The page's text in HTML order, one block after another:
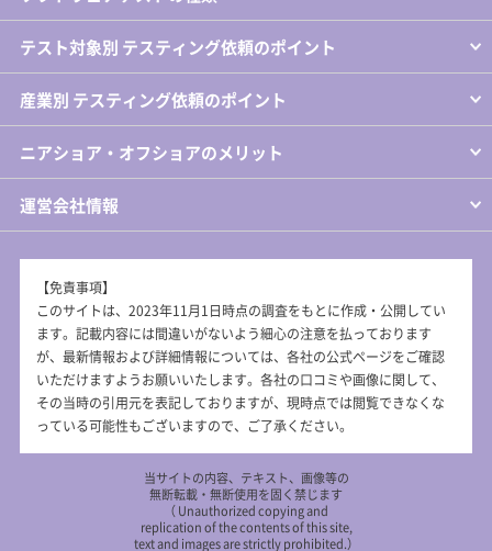
テスト対象別 テスティング依頼のポイント
産業別 テスティング依頼のポイント
ニアショア・オフショアのメリット
運営会社情報
【免責事項】
このサイトは、2023年11月1日時点の調査をもとに作成・公開してい
ます。記載内容には間違いがないよう細心の注意を払っております
が、最新情報および詳細情報については、各社の公式ページをご確認
いただけますようお願いいたします。各社の口コミや画像に関して、
その当時の引用元を表記しておりますが、現時点では閲覧できなくな
っている可能性もございますので、ご了承ください。
当サイトの内容、テキスト、画像等の
無断転載・無断使用を固く禁じます
（ Unauthorized copying and
replication of the contents of this site,
text and images are strictly prohibited.）